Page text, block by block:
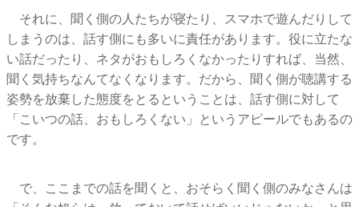
それに、聞く側の人たちが寝たり、スマホで遊んだりして
しまうのは、話す側にも多いに責任があります。役に立たな
い話だったり、ネタがおもしろくなかったりすれば、当然、
聞く気持ちなんてなくなります。だから、聞く側が聴講する
姿勢を放棄した態度をとるということは、話す側に対して
「こいつの話、おもしろくない」というアピールでもあるの
です。
で、ここまでの話を聞くと、おそらく聞く側のみなさんは